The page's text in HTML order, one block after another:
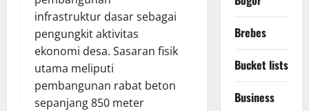
infrastruktur dasar sebagai
pengungkit aktivitas
ekonomi desa. Sasaran fisik
utama meliputi
pembangunan rabat beton
sepanjang 850 meter
Brebes
Bucket lists
Business